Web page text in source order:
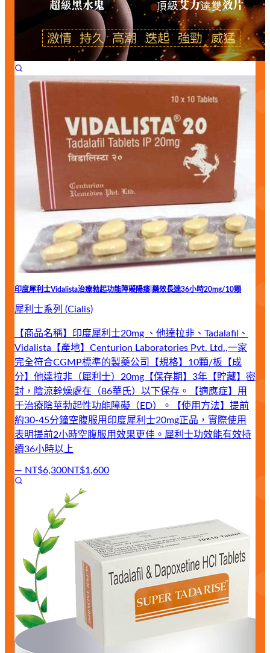
印度犀利士Vidalista治療勃起功能障礙陽痿|藥效長達36小時20mg/10顆
犀利士系列 (Cialis)
【商品名稱】印度犀利士20mg 、他達拉非、Tadalafil、
Vidalista【產地】Centurion Laboratories Pvt. Ltd.,一家
完全符合CGMP標準的製藥公司【規格】10顆/板【成
分】他達拉非（犀利士）20mg【保存期】3年【貯藏】密
封，陰涼幹燥處在（86華氏）以下保存。【適應症】用
于治療陰莖勃起性功能障礙（ED）。【使用方法】提前
約30-45分鐘空腹服用印度犀利士20mg正品，實際使用
表明提前2小時空腹服用效果更佳。犀利士功效能有效持
續36小時以上
— NT$6,300NT$1,600